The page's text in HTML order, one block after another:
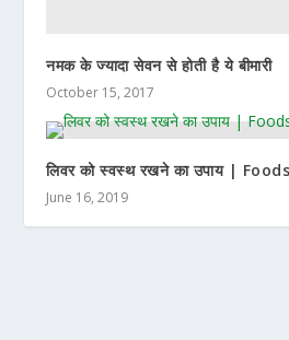
नमक के ज्यादा सेवन से होती है ये बीमारी
October 15, 2017
लिवर को स्वस्थ रखने का उपाय |
June 16, 2019